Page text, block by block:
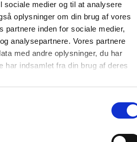
sociale medier og til at analysere
oplysninger om din brug af vores
partnere inden for sociale medier,
analysepartnere. Vores partnere
med andre oplysninger, du har
har indsamlet fra din brug af deres
ansigtsservietter hvid
lags 20x19,5cm